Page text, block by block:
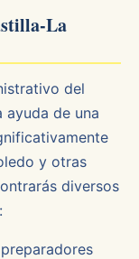
La
del
ayuda de una
y otras
diversos